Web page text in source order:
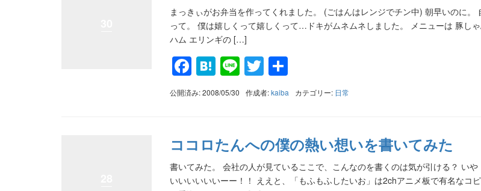
まっきぃがお弁当を作ってくれました。 (ごはんはレンジでチン中) 朝早いのに。
って。 僕は嬉しくって嬉しくって…ドキがムネムネしました。 メニューは 豚し
ハム エリンギの […]
Facebook
Hatena
LineTwitter
有
公開済み: 2008/05/30 作成者:kaiba カテゴリー: 日常
ココロたんへの僕の熱い想いを書いてみた
書いてみた。 会社の人が見ているここで、こんなのを書くのは気が引ける？ いや
いいいいいいーー！！ ええと、「もふもふしたいお」は2chアニメ板で有名なコ